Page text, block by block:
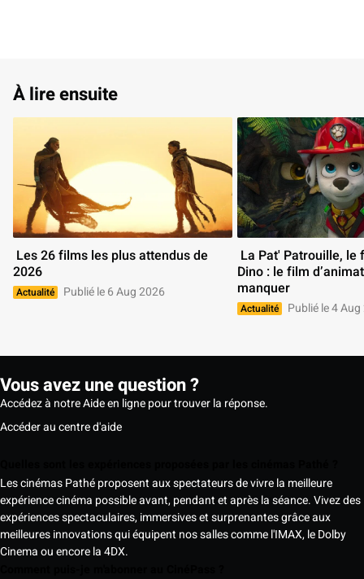
À lire ensuite
2026
Actualité Publié le 6 Aug 2026
Dino : le film
manquer
Actualité Publié le 4
Vous avez une question ?
Accédez à notre Aide en ligne pour trouver la réponse.
Accéder au centre d'aide
Les cinémas Pathé proposent aux spectateurs de vivre la meilleure
expérience cinéma possible avant, pendant et après la séance. Vivez des
expériences spectaculaires, immersives et surprenantes grâce aux
meilleures innovations qui équipent nos salles comme l'IMAX, le Dolby
Cinema ou encore la 4DX.